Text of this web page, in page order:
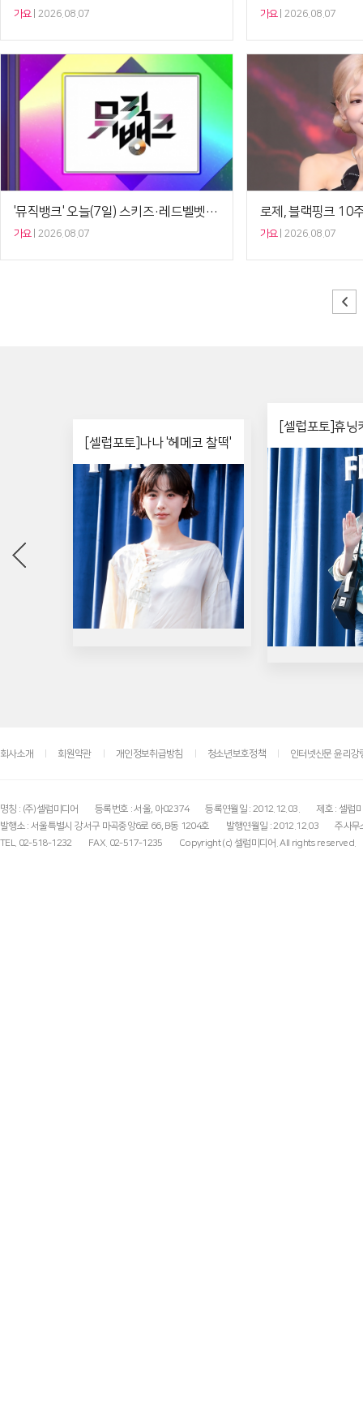
가요 2026.08.07 가요 2026.08.07
'뮤직뱅크' 오늘(7일) 스키즈·레드벨벳·다영X박재범·…
가요 2026.08.07 가요 2026.08.07
[셀럽포토]나나 '헤메코 찰떡'
[셀럽포토]휴닝
회사소개 회원약관 개인정보취급방침 청소년보호정책 인터넷신문 윤리강
명칭 : (주)셀럽미디어 등록번호 : 서울, 아02374 등록연월일 : 2012.12.03.
제호 : 셀럽
발행소 : 서울특별시 강서구 마곡중앙6로 66, B동 1204호
발행연월일 : 2012.12.03
주사무
TEL. 02-518-1232
FAX. 02-517-1235 Copyright (c) 셀럽미디어. All rights reserved.